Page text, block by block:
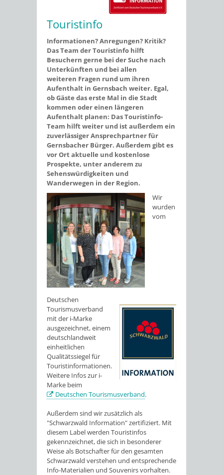
Touristinfo
Informationen? Anregungen? Kritik?
Das Team der Touristinfo hilft
Besuchern gerne bei der Suche nach
Unterkünften und bei allen
weiteren Fragen rund um ihren
Aufenthalt in Gernsbach weiter. Egal,
ob Gäste das erste Mal in die Stadt
kommen oder einen längeren
Aufenthalt planen: Das Touristinfo-
Team hilft weiter und ist außerdem ein
zuverlässiger Ansprechpartner für
Gernsbacher Bürger. Außerdem gibt es
vor Ort aktuelle und kostenlose
Prospekte, unter anderem zu
Sehenswürdigkeiten und
Wanderwegen in der Region.
Wir
wurden
vom
Deutschen
Tourismusverband
mit der i-Marke
ausgezeichnet, einem
deutschlandweit
einheitlichen
Qualitätssiegel für
Touristinformationen.
Weitere Infos zur i-
Marke beim
Deutschen Tourismusverband.
Außerdem sind wir zusätzlich als
"Schwarzwald Information" zertifiziert. Mit
diesem Label werden Touristinfos
gekennzeichnet, die sich in besonderer
Weise als Botschafter für den gesamten
Schwarzwald verstehen und entsprechende
Info-Materialien und Souvenirs vorhalten.